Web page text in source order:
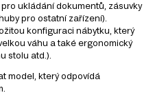
ukládání dokumentů, zásuvky
pro ostatní zařízení).
konfiguraci nábytku, který
váhu a také ergonomický
stolu atd.).
model, který odpovídá